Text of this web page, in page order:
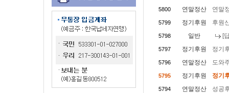
5800 연말정산 연말
5799 정기후원 후원
5798 일반 [
5797 정기후원 정기
5796 연말정산 도와
5795 정기후원 정기
5794 연말정산 성공